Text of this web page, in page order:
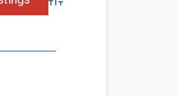
Advanced Search